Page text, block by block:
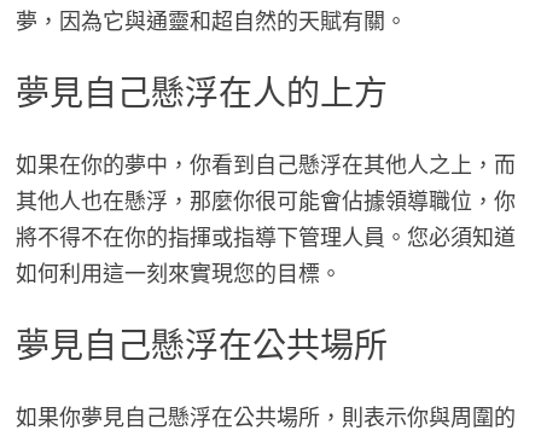
夢，因為它與通靈和超自然的天賦有關。
夢見自己懸浮在人的上方
如果在你的夢中，你看到自己懸浮在其他人之上，而
其他人也在懸浮，那麼你很可能會佔據領導職位，你
將不得不在你的指揮或指導下管理人員。您必須知道
如何利用這一刻來實現您的目標。
夢見自己懸浮在公共場所
如果你夢見自己懸浮在公共場所，則表示你與周圍的